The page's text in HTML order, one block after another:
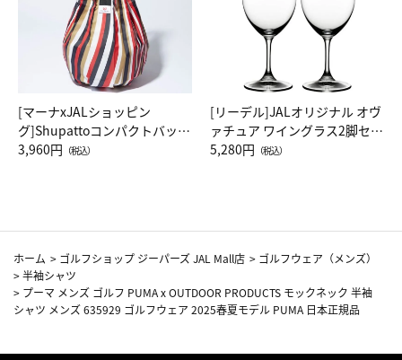
[マーナxJALショッピン
グ]Shupattoコンパクトバッグ
Drop JAL客室乗務員（LC）ス
3,960円 （税込）
[リーデル]JALオリジナル オヴ
ァチュア ワイングラス2脚セッ
ト（レッドワイン）
5,280円 （税込）
ホーム > ゴルフショップ ジーパーズ JAL Mall店 > ゴルフウェア（メンズ）
>半袖シャツ
> プーマ メンズ ゴルフ PUMA x OUTDOOR PRODUCTS モックネック 半袖
シャツ メンズ 635929 ゴルフウェア 2025春夏モデル PUMA 日本正規品